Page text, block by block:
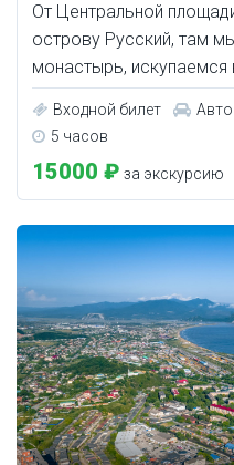
От Центральной
острову Русский, там
монастырь,
Входной билет
5 часов
15000 ₽ за экскурсию